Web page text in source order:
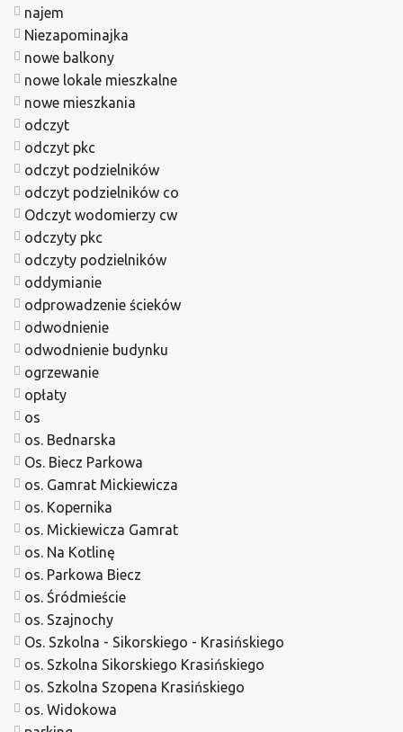
najem
Niezapominajka
nowe balkony
nowe lokale mieszkalne
nowe mieszkania
odczyt
odczyt pkc
odczyt podzielników
odczyt podzielników co
Odczyt wodomierzy cw
odczyty pkc
odczyty podzielników
oddymianie
odprowadzenie ścieków
odwodnienie
odwodnienie budynku
ogrzewanie
opłaty
os
os. Bednarska
Os. Biecz Parkowa
os. Gamrat Mickiewicza
os. Kopernika
os. Mickiewicza Gamrat
os. Na Kotlinę
os. Parkowa Biecz
os. Śródmieście
os. Szajnochy
Os. Szkolna - Sikorskiego - Krasińskiego
os. Szkolna Sikorskiego Krasińskiego
os. Szkolna Szopena Krasińskiego
os. Widokowa